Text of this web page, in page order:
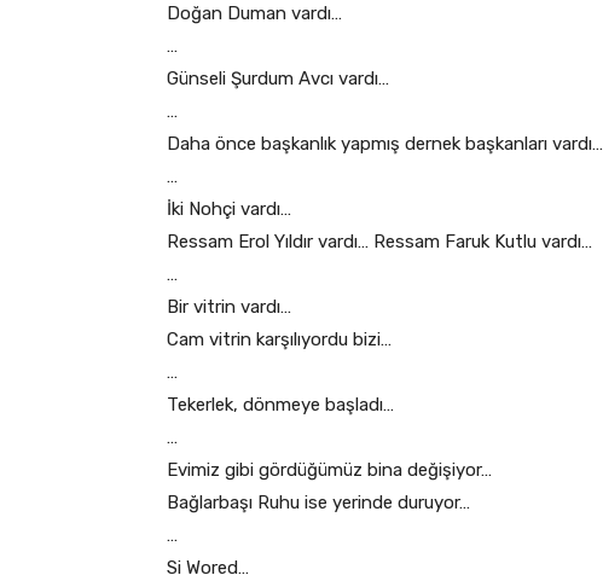
Doğan Duman vardı…
…
Günseli Şurdum Avcı vardı…
…
Daha önce başkanlık yapmış dernek başkanları vardı…
…
İki Nohçi vardı…
Ressam Erol Yıldır vardı… Ressam Faruk Kutlu vardı…
…
Bir vitrin vardı…
Cam vitrin karşılıyordu bizi…
…
Tekerlek, dönmeye başladı…
…
Evimiz gibi gördüğümüz bina değişiyor…
Bağlarbaşı Ruhu ise yerinde duruyor…
…
Si Wored…